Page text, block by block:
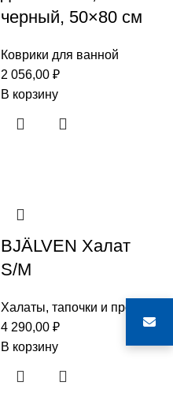
черный, 50×80 см
Коврики для ванной
2 056,00 ₽
В корзину
BJÄLVEN Халат
S/M
Халаты, тапочки и прочее
4 290,00 ₽
В корзину